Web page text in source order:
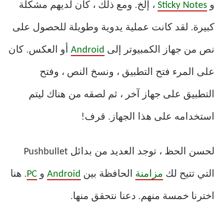
و Sticky Notes ، إلخ. ومع ذلك ، كان لديهم مشكلة
كبيرة. لقد كانت عملية يدوية وطويلة للحصول على
نص من جهاز الكمبيوتر إلى Android أو العكس. كان
على المرء فتح التطبيق ، ونسخ النص ، وفتح
التطبيق على جهاز آخر ، ثم لصقه من هناك ليتم
استخدامه على هذا الجهاز. قرف!
لحسن الحظ ، توجد العديد من بدائل Pushbullet
التي تتيح لك مزامنة الحافظة بين Android و PC. هنا
اخترنا خمسة منهم. دعنا نتحقق منها.